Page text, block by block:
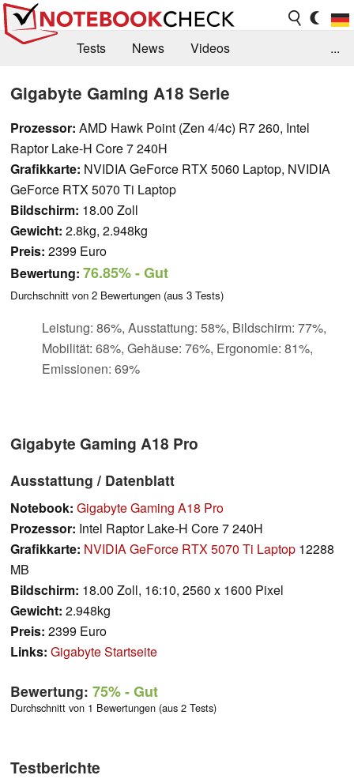
Tests News
Videos
Forum
...
Gigabyte Gaming A18 Serie
Prozessor: AMD Hawk Point (Zen 4/4c) R7 260, Intel
Raptor Lake-H Core 7 240H
Grafikkarte: NVIDIA GeForce RTX 5060 Laptop, NVIDIA
GeForce RTX 5070 Ti Laptop
Bildschirm: 18.00 Zoll
Gewicht: 2.8kg, 2.948kg
Preis: 2399 Euro
Bewertung: 76.85%- Gut
Durchschnitt von 2 Bewertungen (aus 3 Tests)
Leistung: 86%, Ausstattung: 58%, Bildschirm: 77%,
Mobilität: 68%, Gehäuse: 76%, Ergonomie: 81%,
Emissionen: 69%
Gigabyte Gaming A18 Pro
Ausstattung / Datenblatt
Notebook: Gigabyte Gaming A18 Pro
Prozessor: Intel Raptor Lake-H Core 7 240H
Grafikkarte: NVIDIA GeForce RTX 5070 Ti Laptop 12288
MB
Bildschirm: 18.00 Zoll, 16:10, 2560 x 1600 Pixel
Gewicht: 2.948kg
Preis: 2399 Euro
Links: Gigabyte Startseite
Bewertung: 75%- Gut
Durchschnitt von 1 Bewertungen (aus 2 Tests)
Testberichte